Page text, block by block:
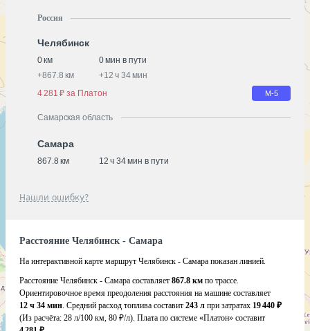
Россия
Челябинск
0 км
0 мин в пути
+867.8 км +12 ч 34 мин
4 281 ₽ за Платон
М-5
Самарская область
Самара
867.8 км 12 ч 34 мин в пути
Нашли ошибку?
Расстояние Челябинск - Самара
На интерактивной карте маршрут Челябинск - Самара показан линией.
Расстояние Челябинск - Самара составляет 867.8 км по трассе.
Ориентировочное время преодоления расстояния на машине составляет
12 ч 34 мин. Средний расход топлива составит 243 л при затратах 19 440 ₽
(Из расчёта: 28 л/100 км, 80 ₽/л). Плата по системе «Платон» составит